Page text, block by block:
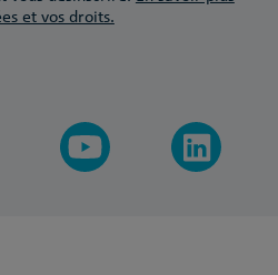
et vos droits.